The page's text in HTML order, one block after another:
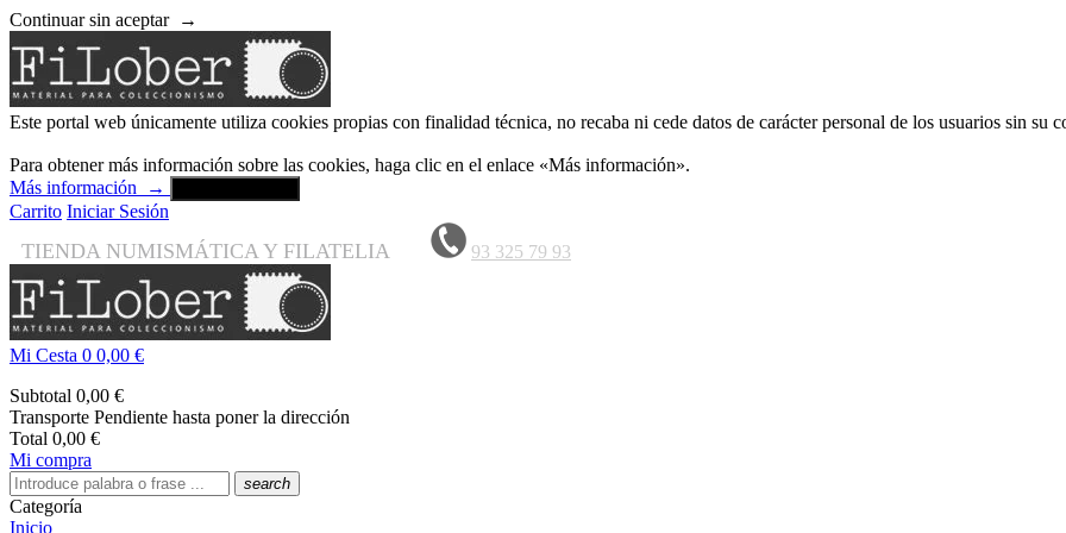
Continuar sin aceptar →
Este portal web únicamente utiliza cookies propias con finalidad técnica, no recaba ni cede datos de carácter personal de los usuarios sin su
Para obtener más información sobre las cookies, haga clic en el enlace «Más información».
Más información
→
Carrito Iniciar Sesión
TIENDA NUMISMÁTICA Y FILATELIA 93 325 79 93
Mi Cesta 0 0,00 €
Subtotal 0,00 €
Transporte Pendiente hasta poner la dirección
Total 0,00 €
Mi compra
search
Categoría
Inicio